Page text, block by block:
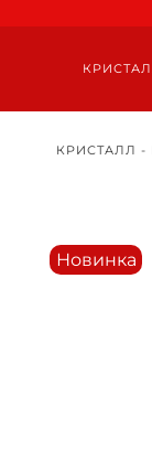
КРИСТАЛЛ
Новинка